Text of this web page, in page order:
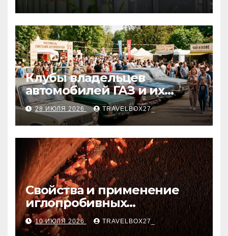
Клубы владельцев
автомобилей ГАЗ и их
мероприятия
28 ИЮЛЯ 2026 TRAVELBOX27_
Свойства и применение
иглопробивных
базальтовых огнеупорных
матов
10 ИЮЛЯ 2026 TRAVELBOX27_